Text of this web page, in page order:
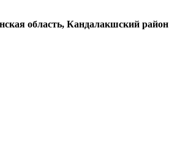
область, Кандалакшский район